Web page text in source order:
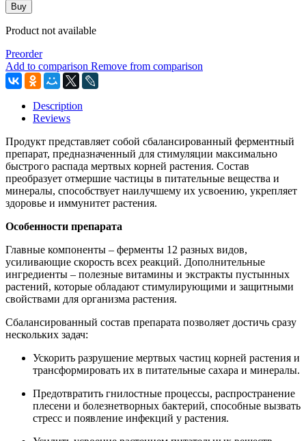
Buy
Product not available
Preorder
Add to comparison Remove from comparison
Description
Reviews
Продукт представляет собой сбалансированный ферментный
препарат, предназначенный для стимуляции максимально
быстрого распада мертвых корней растения. Состав
преобразует отмершие частицы в питательные вещества и
минералы, способствует наилучшему их усвоению, укрепляет
здоровье и иммунитет растения.
Особенности препарата
Главные компоненты – ферменты 12 разных видов,
усиливающие скорость всех реакций. Дополнительные
ингредиенты – полезные витамины и экстракты пустынных
растений, которые обладают стимулирующими и защитными
свойствами для организма растения.
Сбалансированный состав препарата позволяет достичь сразу
нескольких задач:
Ускорить разрушение мертвых частиц корней растения и
трансформировать их в питательные сахара и минералы.
Предотвратить гнилостные процессы, распространение
плесени и болезнетворных бактерий, способные вызвать
стресс и появление инфекций у растения.